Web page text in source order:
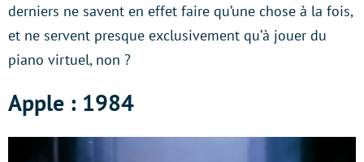
derniers ne savent en effet faire qu’une chose à la fois,
et ne servent presque exclusivement qu’à jouer du
piano virtuel, non ?
Apple : 1984